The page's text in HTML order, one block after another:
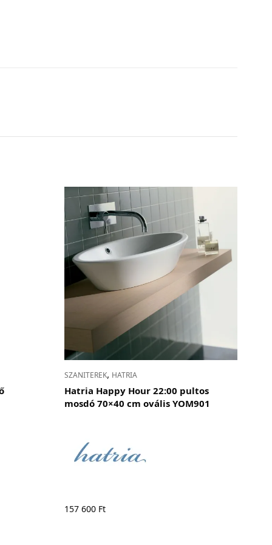
SZANITEREK, HATRIA
Hatria Happy Hour 22:00 pultos
mosdó 70×40 cm ovális YOM901
157 600 Ft